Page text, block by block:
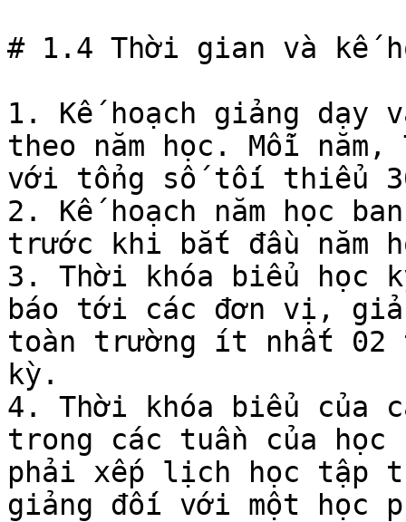
# 1.4 Thời gian và kế
1. Kế hoạch giảng dạy
theo năm học. Mỗi
với tổng số tối thiểu
2. Kế hoạch năm học
trước khi bắt đầu năm
3. Thời khóa biểu học
báo tới các đơn vị,
toàn trường ít nhất 02
kỳ.
4. Thời khóa biểu của
trong các tuần của
phải xếp lịch học tập
giảng đối với một học